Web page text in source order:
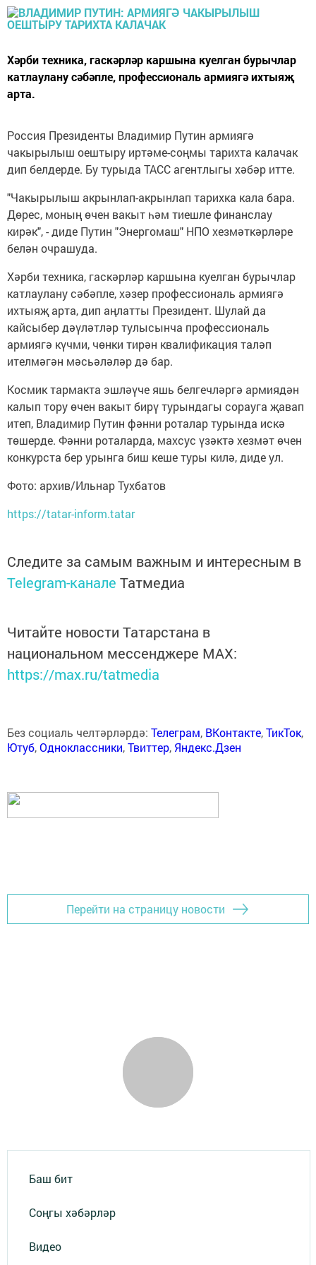
Хәрби техника, гаскәрләр каршына куелган бурычлар
катлаулану сәбәпле, профессиональ армиягә ихтыяҗ
арта.
Россия Президенты Владимир Путин армиягә
чакырылыш оештыру иртәме-соңмы тарихта калачак
дип белдерде. Бу турыда ТАСС агентлыгы хәбәр итте.
"Чакырылыш акрынлап-акрынлап тарихка кала бара.
Дөрес, моның өчен вакыт һәм тиешле финанслау
кирәк", - диде Путин "Энергомаш" НПО хезмәткәрләре
белән очрашуда.
Хәрби техника, гаскәрләр каршына куелган бурычлар
катлаулану сәбәпле, хәзер профессиональ армиягә
ихтыяҗ арта, дип аңлатты Президент. Шулай да
кайсыбер дәүләтләр тулысынча профессиональ
армиягә күчми, чөнки тирән квалификация таләп
ителмәгән мәсьәләләр дә бар.
Космик тармакта эшләүче яшь белгечләргә армиядән
калып тору өчен вакыт бирү турындагы сорауга җавап
итеп, Владимир Путин фәнни роталар турында искә
төшерде. Фәнни роталарда, махсус үзәктә хезмәт өчен
конкурста бер урынга биш кеше туры килә, диде ул.
Фото: архив/Ильнар Тухбатов
https://tatar-inform.tatar
Следите за самым важным и интересным в
Telegram-канале Татмедиа
Читайте новости Татарстана в
национальном мессенджере MАХ:
https://max.ru/tatmedia
Без социаль челтәрләрдә: Телеграм, ВКонтакте,ТикТок,
Ютуб,Одноклассники,Твиттер, Яндекс.Дзен
Перейти на страницу новости
Баш бит
Соңгы хәбәрләр
Видео